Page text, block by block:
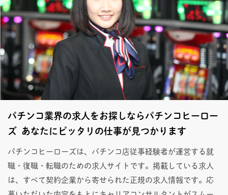
パチンコ業界の求人をお探しならパチンコヒーロー
ズ あなたにピッタリの仕事が見つかります
パチンコヒーローズは、パチンコ店従事経験者が運営する就
職・復職・転職のための求人サイトです。掲載している求人
は、すべて契約企業から寄せられた正規の求人情報です。応